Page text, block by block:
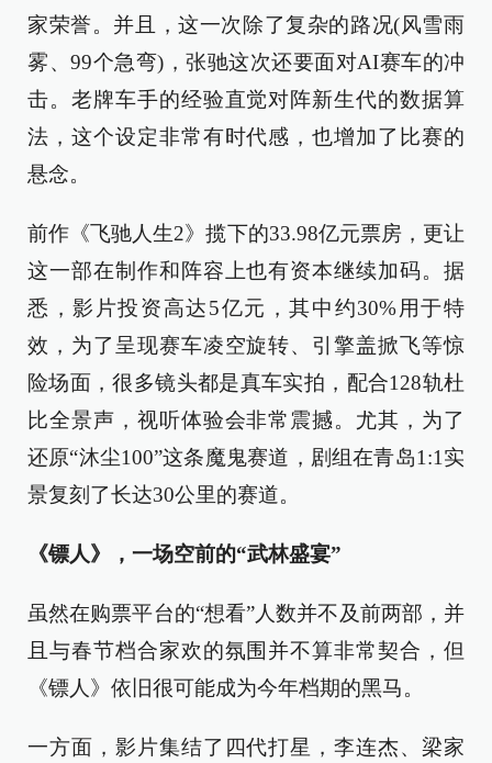
家荣誉。并且，这一次除了复杂的路况(风雪雨
雾、99个急弯)，张驰这次还要面对AI赛车的冲
击。老牌车手的经验直觉对阵新生代的数据算
法，这个设定非常有时代感，也增加了比赛的
悬念。
前作《飞驰人生2》揽下的33.98亿元票房，更让
这一部在制作和阵容上也有资本继续加码。据
悉，影片投资高达5亿元，其中约30%用于特
效，为了呈现赛车凌空旋转、引擎盖掀飞等惊
险场面，很多镜头都是真车实拍，配合128轨杜
比全景声，视听体验会非常震撼。尤其，为了
还原“沐尘100”这条魔鬼赛道，剧组在青岛1:1实
景复刻了长达30公里的赛道。
《镖人》，一场空前的“武林盛宴”
虽然在购票平台的“想看”人数并不及前两部，并
且与春节档合家欢的氛围并不算非常契合，但
《镖人》依旧很可能成为今年档期的黑马。
一方面，影片集结了四代打星，李连杰、梁家